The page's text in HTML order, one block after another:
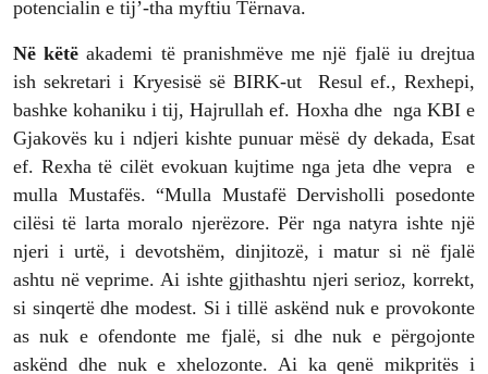
potencialin e tij’-tha myftiu Tërnava.
Në këtë akademi të pranishmëve me një fjalë iu drejtua
ish sekretari i Kryesisë së BIRK-ut Resul ef., Rexhepi,
bashke kohaniku i tij, Hajrullah ef. Hoxha dhe nga KBI e
Gjakovës ku i ndjeri kishte punuar mësë dy dekada, Esat
ef. Rexha të cilët evokuan kujtime nga jeta dhe vepra e
mulla Mustafës. “Mulla Mustafë Dervisholli posedonte
cilësi të larta moralo njerëzore. Për nga natyra ishte një
njeri i urtë, i devotshëm, dinjitozë, i matur si në fjalë
ashtu në veprime. Ai ishte gjithashtu njeri serioz, korrekt,
si sinqertë dhe modest. Si i tillë askënd nuk e provokonte
as nuk e ofendonte me fjalë, si dhe nuk e përgojonte
askënd dhe nuk e xhelozonte. Ai ka qenë mikpritës i